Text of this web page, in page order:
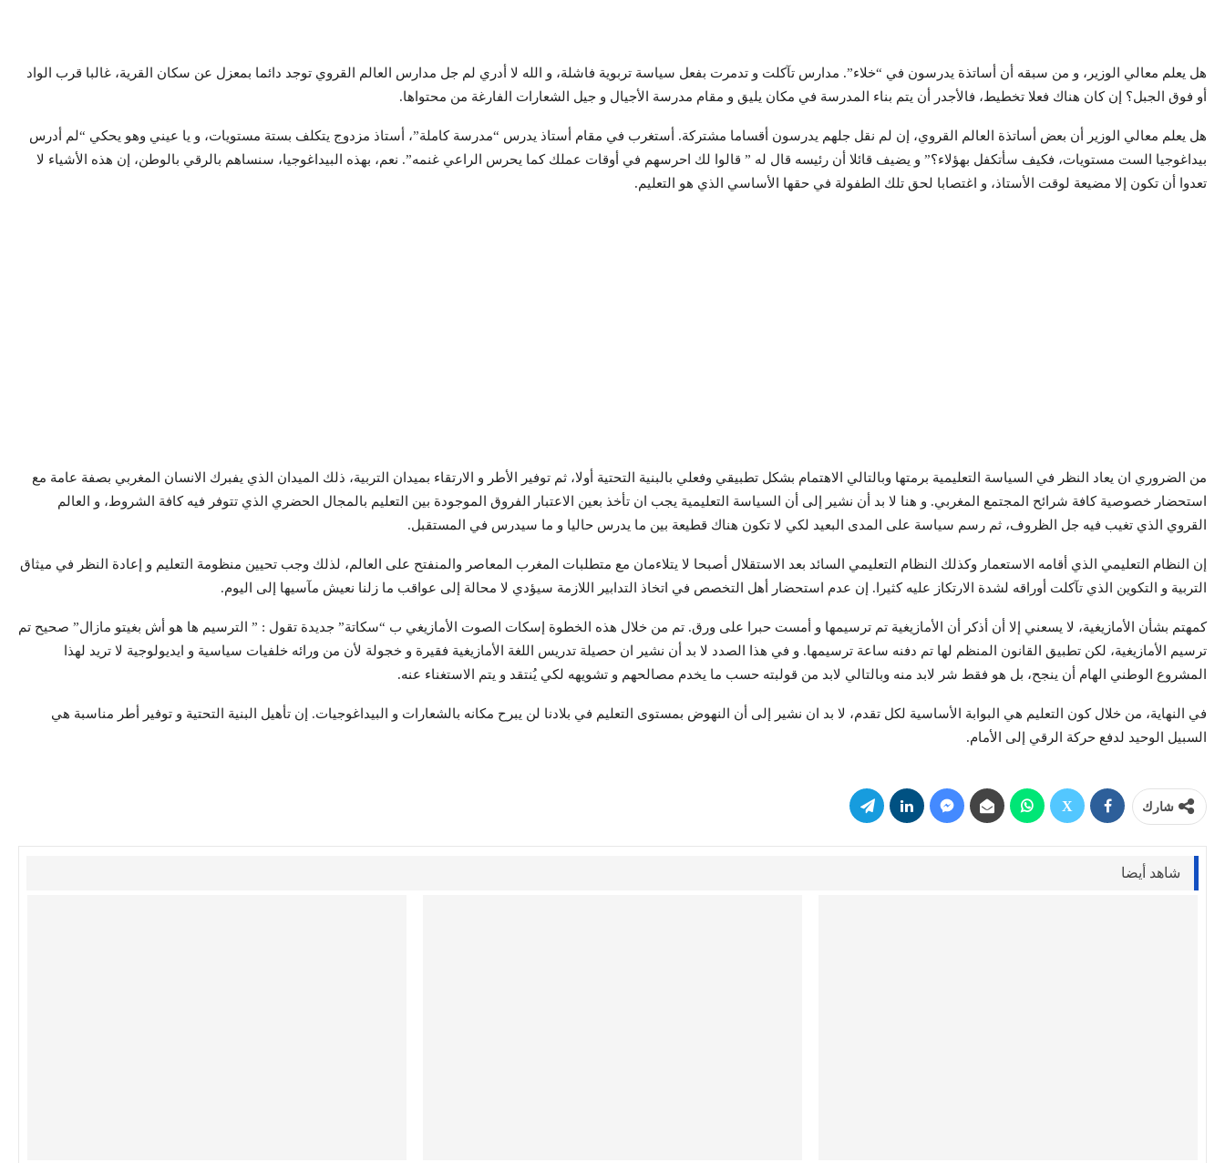
هل يعلم معالي الوزير، و من سبقه أن أساتذة يدرسون في “خلاء”. مدارس تآكلت و تدمرت بفعل سياسة تربوية فاشلة، و الله لا أدري لم جل مدارس العالم القروي توجد دائما بمعزل عن سكان القرية، غالبا قرب الواد
أو فوق الجبل؟ إن كان هناك فعلا تخطيط، فالأجدر أن يتم بناء المدرسة في مكان يليق و مقام مدرسة الأجيال و جيل الشعارات الفارغة من محتواها.
هل يعلم معالي الوزير أن بعض أساتذة العالم القروي، إن لم نقل جلهم يدرسون أقساما مشتركة. أستغرب في مقام أستاذ يدرس “مدرسة كاملة”، أستاذ مزدوج يتكلف بستة مستويات، و يا عيني وهو يحكي “لم أدرس
بيداغوجيا الست مستويات، فكيف سأتكفل بهؤلاء؟” و يضيف قائلا أن رئيسه قال له ” قالوا لك احرسهم في أوقات عملك كما يحرس الراعي غنمه”. نعم، بهذه البيداغوجيا، سنساهم بالرقي بالوطن، إن هذه الأشياء لا
تعدوا أن تكون إلا مضيعة لوقت الأستاذ، و اغتصابا لحق تلك الطفولة في حقها الأساسي الذي هو التعليم.
من الضروري ان يعاد النظر في السياسة التعليمية برمتها وبالتالي الاهتمام بشكل تطبيقي وفعلي بالبنية التحتية أولا، ثم توفير الأطر و الارتقاء بميدان التربية، ذلك الميدان الذي يفبرك الانسان المغربي بصفة عامة مع
استحضار خصوصية كافة شرائح المجتمع المغربي. و هنا لا بد أن نشير إلى أن السياسة التعليمية يجب ان تأخذ بعين الاعتبار الفروق الموجودة بين التعليم بالمجال الحضري الذي تتوفر فيه كافة الشروط، و العالم
القروي الذي تغيب فيه جل الظروف، ثم رسم سياسة على المدى البعيد لكي لا تكون هناك قطيعة بين ما يدرس حاليا و ما سيدرس في المستقبل.
إن النظام التعليمي الذي أقامه الاستعمار وكذلك النظام التعليمي السائد بعد الاستقلال أصبحا لا يتلاءمان مع متطلبات المغرب المعاصر والمنفتح على العالم، لذلك وجب تحيين منظومة التعليم و إعادة النظر في ميثاق
التربية و التكوين الذي تآكلت أوراقه لشدة الارتكاز عليه كثيرا. إن عدم استحضار أهل التخصص في اتخاذ التدابير اللازمة سيؤدي لا محالة إلى عواقب ما زلنا نعيش مآسيها إلى اليوم.
كمهتم بشأن الأمازيغية، لا يسعني إلا أن أذكر أن الأمازيغية تم ترسيمها و أمست حبرا على ورق. تم من خلال هذه الخطوة إسكات الصوت الأمازيغي ب “سكاتة” جديدة تقول : ” الترسيم ها هو أش بغيتو مازال” صحيح تم
ترسيم الأمازيغية، لكن تطبيق القانون المنظم لها تم دفنه ساعة ترسيمها. و في هذا الصدد لا بد أن نشير ان حصيلة تدريس اللغة الأمازيغية فقيرة و خجولة لأن من ورائه خلفيات سياسية و ايديولوجية لا تريد لهذا
المشروع الوطني الهام أن ينجح، بل هو فقط شر لابد منه وبالتالي لابد من قولبته حسب ما يخدم مصالحهم و تشويهه لكي يُنتقد و يتم الاستغناء عنه.
في النهاية، من خلال كون التعليم هي البوابة الأساسية لكل تقدم، لا بد ان نشير إلى أن النهوض بمستوى التعليم في بلادنا لن يبرح مكانه بالشعارات و البيداغوجيات. إن تأهيل البنية التحتية و توفير أطر مناسبة هي
السبيل الوحيد لدفع حركة الرقي إلى الأمام.
شارك
شاهد أيضا